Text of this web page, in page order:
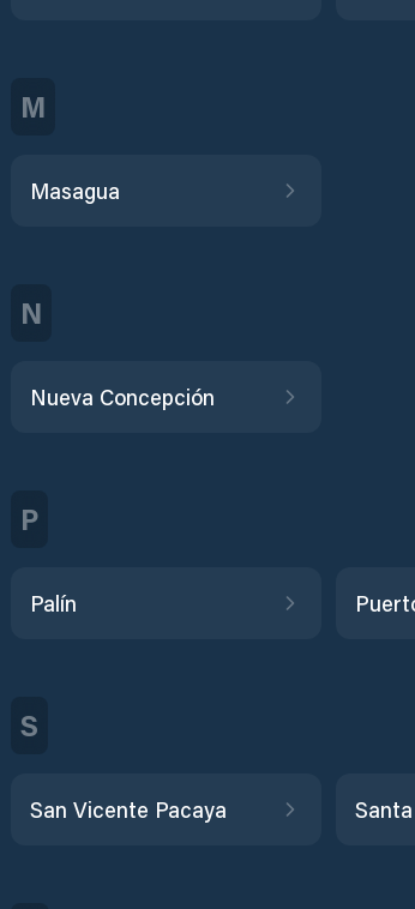
M
Masagua
N
Nueva Concepción
P
Palín
S
San Vicente Pacaya